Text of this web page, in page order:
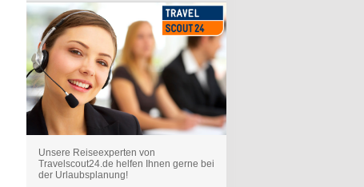
Unsere Reiseexperten von
Travelscout24.de helfen Ihnen gerne bei
der Urlaubsplanung!